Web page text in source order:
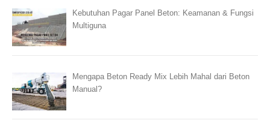
Kebutuhan Pagar Panel Beton: Keamanan & Fungsi
Multiguna
Mengapa Beton Ready Mix Lebih Mahal dari Beton
Manual?